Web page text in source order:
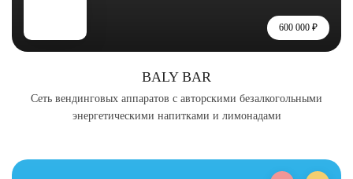
600 000 ₽
BALY BAR
Сеть вендинговых аппаратов с авторскими безалкогольными
энергетическими напитками и лимонадами